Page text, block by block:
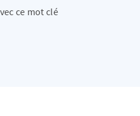
ce mot clé